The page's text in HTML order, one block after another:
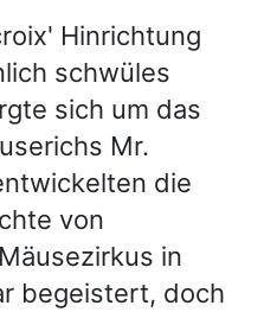
Hinrichtung
schwüles
sich um das
Mr.
die
von
in
begeistert, doch